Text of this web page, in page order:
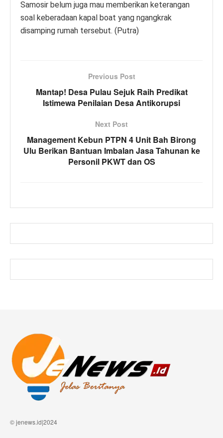
Samosir belum juga mau memberikan keterangan
soal keberadaan kapal boat yang ngangkrak
disamping rumah tersebut. (Putra)
Previous Post
Mantap! Desa Pulau Sejuk Raih Predikat
Istimewa Penilaian Desa Antikorupsi
Next Post
Management Kebun PTPN 4 Unit Bah Birong
Ulu Berikan Bantuan Imbalan Jasa Tahunan ke
Personil PKWT dan OS
© jenews.id|2024